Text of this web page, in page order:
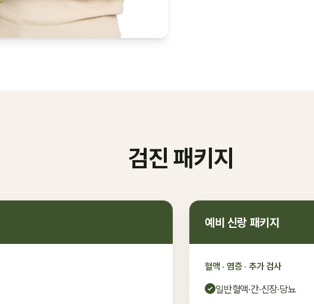
검진 패키지
예비 신랑 패키지
혈액 · 염증 · 추가 검사
일반혈액·간·신장·당뇨